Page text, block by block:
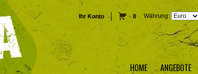
Ihr Konto 0 Währung:
HOME ANGEBOTE